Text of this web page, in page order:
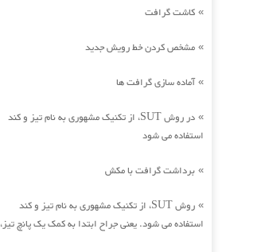
» کاشت گرافت
» مشخص کردن خط رویش جدید
»آماده سازی گرافت ها
»
در روش SUT، از تکنیک مشهوری به نام تیز و کند
استفاده می شود
» برداشت گرافت با مکش
»
روش SUT، از تکنیک مشهوری به نام تیز و کند
استفاده می شود. یعنی جراح ابتدا به کمک یک پانچ تیز،